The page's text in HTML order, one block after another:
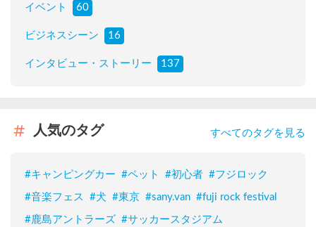
イベント 60
ビジネスシーン 16
インタビュー・ストーリー 137
人気のタグ すべてのタグを見る
#キャンピングカー #ペット #初心者 #フジロック
#音楽フェス #犬 #東京 #sany.van #fuji rock festival
#鹿島アントラーズ #サッカースタジアム